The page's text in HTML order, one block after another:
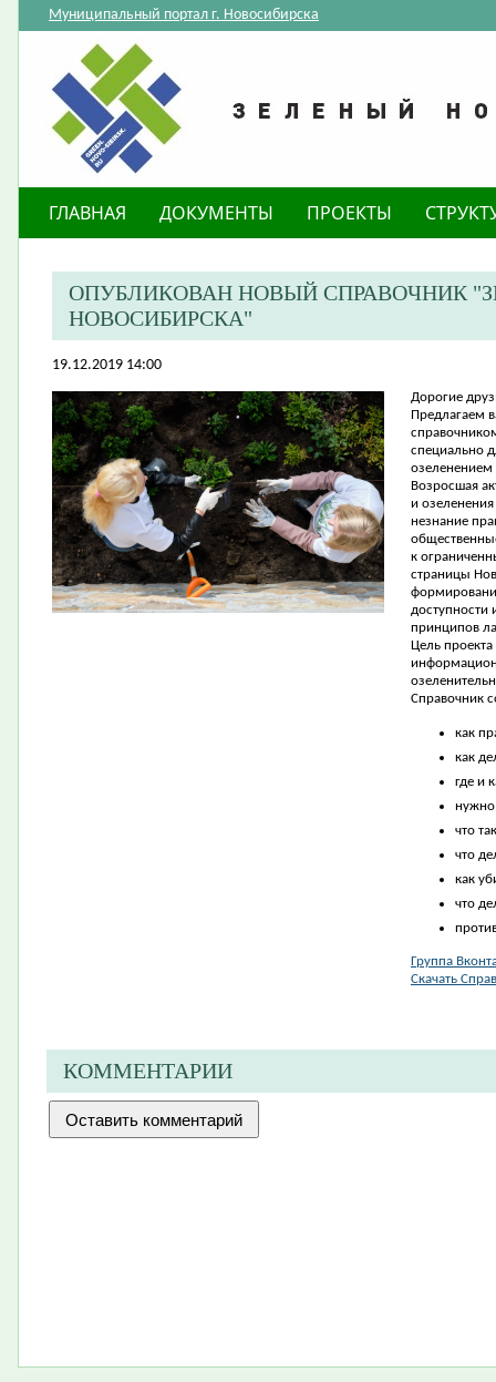
Муниципальный портал г. Новосибирска
ГЛАВНАЯ ДОКУМЕНТЫ ПРОЕКТЫ
ОПУБЛИКОВАН НОВЫЙ СПРАВОЧНИК
НОВОСИБИРСКА"
19.12.2019 14:00
Дорогие
Предлагаем
специально
озеленением
Возросшая
и
незнание
к
страницы
доступности
принципов
Цель проекта
Справочник
как
как
где и
нужно
что
что
как
что
Группа
Скачать
КОММЕНТАРИИ